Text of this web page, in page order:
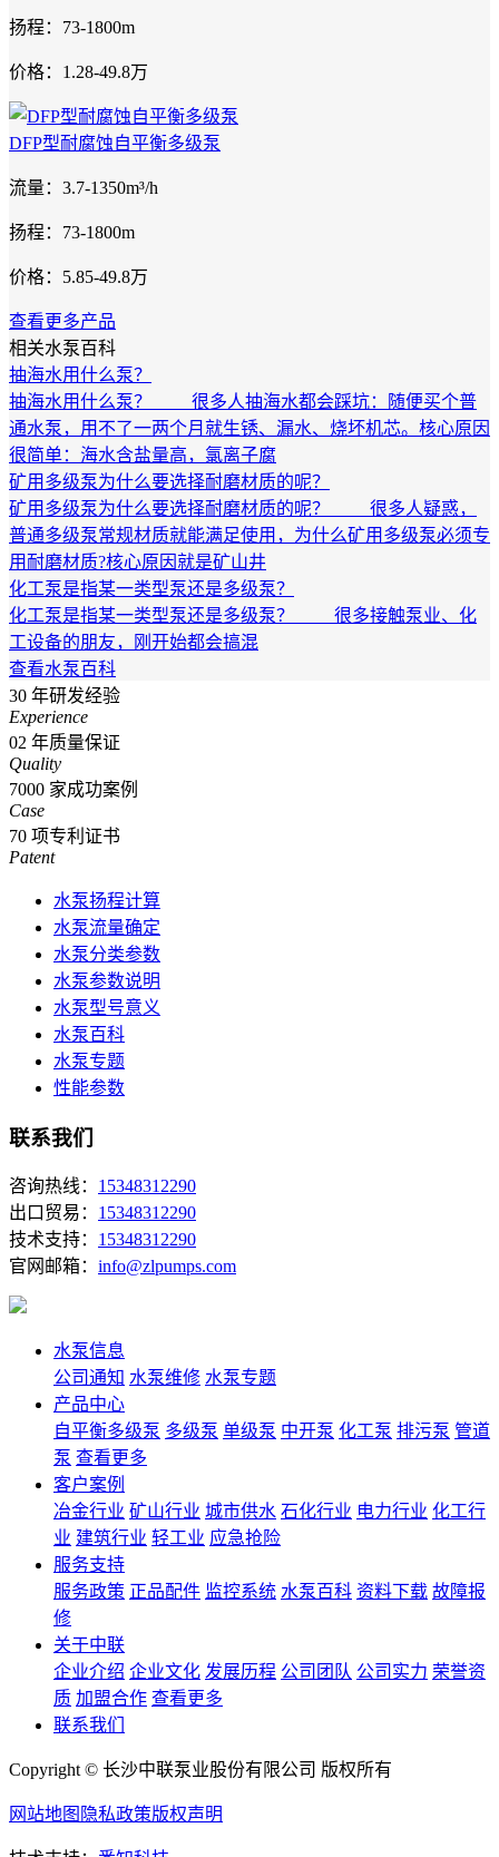
扬程：73-1800m
价格：1.28-49.8万
DFP型耐腐蚀自平衡多级泵
流量：3.7-1350m³/h
扬程：73-1800m
价格：5.85-49.8万
查看更多产品
相关水泵百科
抽海水用什么泵？
抽海水用什么泵？ 很多人抽海水都会踩坑：随便买个普
通水泵，用不了一两个月就生锈、漏水、烧坏机芯。核心原因
很简单：海水含盐量高，氯离子腐
矿用多级泵为什么要选择耐磨材质的呢？
矿用多级泵为什么要选择耐磨材质的呢？ 很多人疑惑，
普通多级泵常规材质就能满足使用，为什么矿用多级泵必须专
用耐磨材质?核心原因就是矿山井
化工泵是指某一类型泵还是多级泵？
化工泵是指某一类型泵还是多级泵？ 很多接触泵业、化
工设备的朋友，刚开始都会搞混
查看水泵百科
30 年研发经验
Experience
02 年质量保证
Quality
7000 家成功案例
Case
70 项专利证书
Patent
水泵扬程计算
水泵流量确定
水泵分类参数
水泵参数说明
水泵型号意义
水泵百科
水泵专题
性能参数
联系我们
咨询热线： 15348312290
出口贸易： 15348312290
技术支持： 15348312290
官网邮箱： info@zlpumps.com
水泵信息
公司通知 水泵维修 水泵专题
产品中心
自平衡多级泵 多级泵 单级泵 中开泵 化工泵 排污泵 管道
泵 查看更多
客户案例
冶金行业 矿山行业 城市供水 石化行业 电力行业 化工行
业 建筑行业 轻工业 应急抢险
服务支持
服务政策 正品配件 监控系统 水泵百科 资料下载 故障报
修
关于中联
企业介绍 企业文化 发展历程 公司团队 公司实力 荣誉资
质 加盟合作 查看更多
联系我们
Copyright © 长沙中联泵业股份有限公司 版权所有
网站地图 隐私政策版权声明